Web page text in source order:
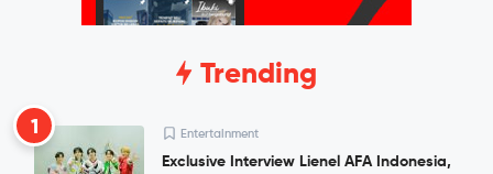
Trending
1 Entertainment
Exclusive Interview Lienel AFA Indonesia,